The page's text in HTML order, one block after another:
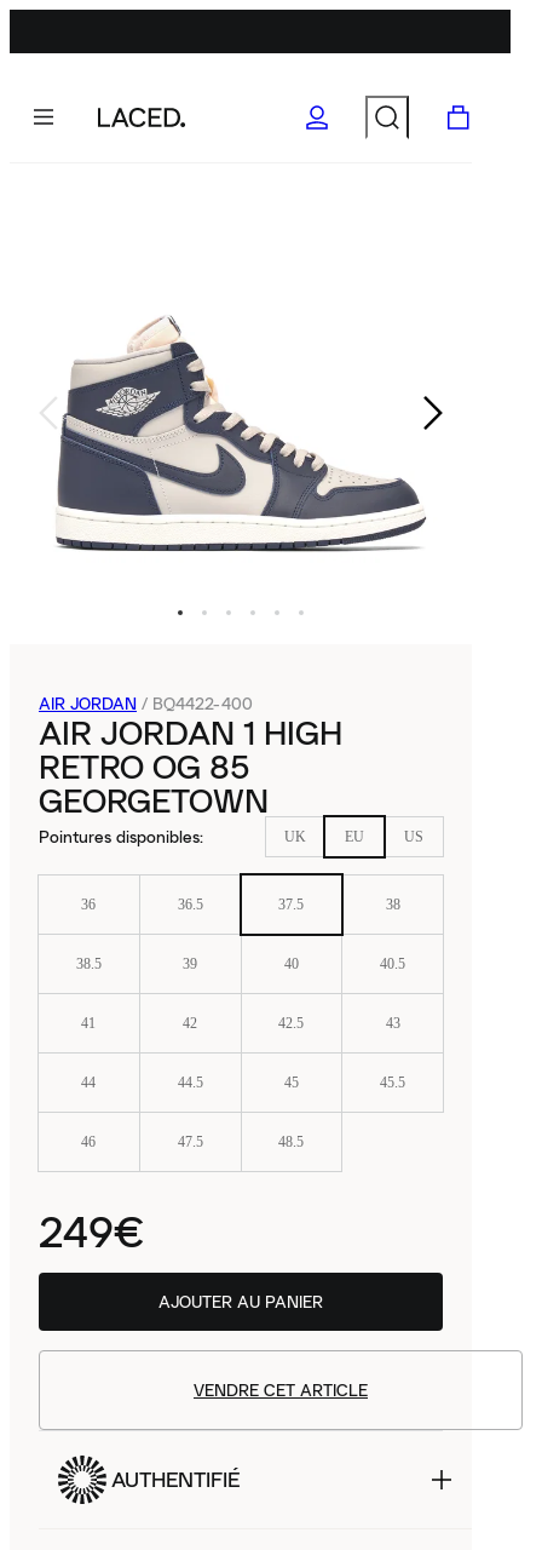
AIR JORDAN / BQ4422-400
AIR JORDAN 1 HIGH
RETRO OG 85
GEORGETOWN
Pointures disponibles: UK EU US
36 36.5 37.5 38
38.5 39 40 40.5
41 42 42.5 43
44 44.5 45 45.5
46 47.5 48.5
249€
AJOUTER AU PANIER
VENDRE CET ARTICLE
AUTHENTIFIÉ